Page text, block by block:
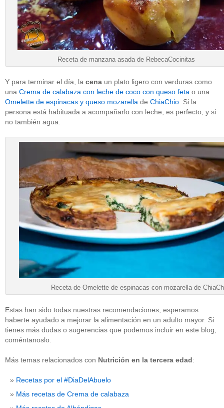
Receta de manzana asada de RebecaCocinitas
Y para terminar el día, la cena un plato ligero con verduras como
una Crema de calabaza con leche de coco con queso feta o una
Omelette de espinacas y queso mozarella de ChiaChio . Si la
persona está habituada a acompañarlo con leche, es perfecto, y si
no también agua.
Receta de Omelette de espinacas con mozarella de
Estas han sido todas nuestras recomendaciones, esperamos
haberte ayudado a mejorar la alimentación en un adulto mayor. Si
tienes más dudas o sugerencias que podemos incluir en este blog,
coméntanoslo.
Más temas relacionados con Nutrición en la tercera edad:
Recetas por el #DiaDelAbuelo
Más recetas de Crema de calabaza